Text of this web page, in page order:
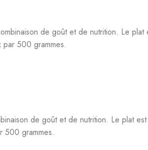
de goût et de nutrition. Le
par 500 grammes.
de goût et de nutrition. Le plat
500 grammes.